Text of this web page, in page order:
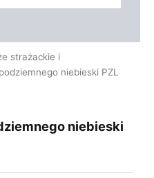
strażackie i
niebieski PZL
niebieski